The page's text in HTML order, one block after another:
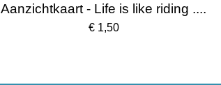
Aanzichtkaart - Life is like riding ....
€ 1,50